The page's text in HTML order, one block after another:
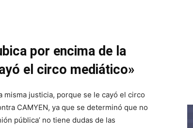
por encima de la
el circo mediático»
misma justicia, porque se le cayó el circo
CAMYEN, ya que se determinó que no
pública’ no tiene dudas de las